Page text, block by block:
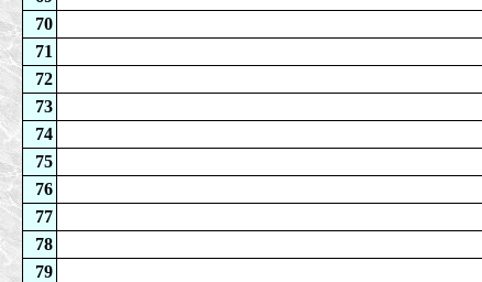
70
71
72
73
74
75
76
77
78
79